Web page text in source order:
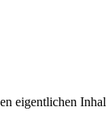
eigentlichen